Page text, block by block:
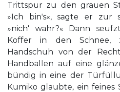
Trittspur zu den grauen
»Ich bin's«, sagte er zur
»nich' wahr?« Dann
Koffer in den Schnee,
Handschuh von der
Handballen auf eine
bündig in eine der
Kumiko glaubte, ein feines